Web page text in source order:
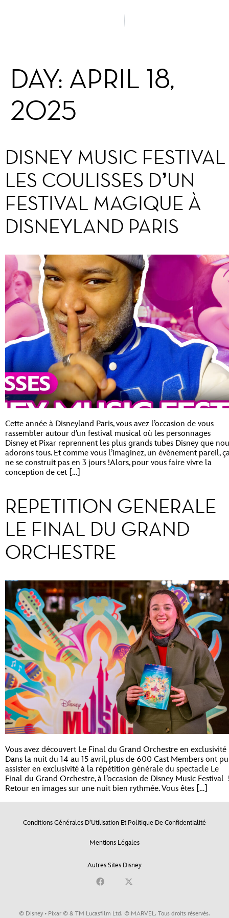
DAY: APRIL 18,
2025
DISNEY MUSIC FESTIVAL
LES COULISSES D’UN
FESTIVAL MAGIQUE À
DISNEYLAND PARIS
Cette année à Disneyland Paris, vous avez l’occasion de vous
rassembler autour d’un festival musical où les personnages
Disney et Pixar reprennent les plus grands tubes Disney que
adorons tous. Et comme vous l’imaginez, un évènement pareil,
ne se construit pas en 3 jours !Alors, pour vous faire vivre la
conception de cet […]
REPETITION GENERALE
LE FINAL DU GRAND
ORCHESTRE
Vous avez découvert Le Final du Grand Orchestre en
Dans la nuit du 14 au 15 avril, plus de 600 Cast Members ont pu
assister en exclusivité à la répétition générale du spectacle Le
Final du Grand Orchestre, à l’occasion de Disney Music Festival
Retour en images sur une nuit bien rythmée. Vous êtes […]
Conditions Générales D’Utilisation Et Politique De Confidentialité
Mentions Légales
Autres Sites Disney
© Disney • Pixar © & TM Lucasfilm Ltd. © MARVEL. Tous droits réservés.